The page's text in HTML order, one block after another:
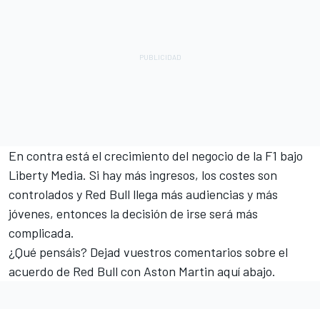
En contra está el crecimiento del negocio de la F1 bajo
Liberty Media. Si hay más ingresos, los costes son
controlados y Red Bull llega más audiencias y más
jóvenes, entonces la decisión de irse será más
complicada.
¿Qué pensáis? Dejad vuestros comentarios sobre el
acuerdo de Red Bull con Aston Martin aquí abajo.